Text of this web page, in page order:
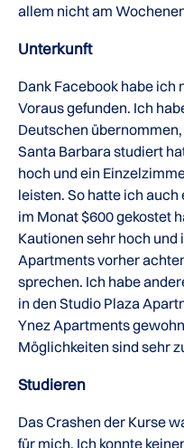
allem nicht am
Unterkunft
Dank Facebook habe ich
Voraus gefunden. Ich
Deutschen
Santa Barbara studiert
hoch und ein
leisten. So hatte ich auch
im Monat $600 gekostet
Kautionen sehr hoch und
Apartments vorher
sprechen. Ich habe
in den Studio Plaza
Ynez Apartments
Möglichkeiten sind sehr
Studieren
Das Crashen der Kurse
für mich. Ich konnte